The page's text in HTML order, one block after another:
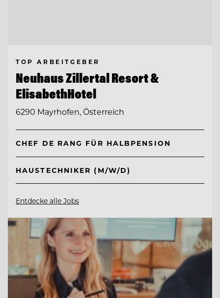
TOP ARBEITGEBER
Neuhaus Zillertal Resort &
ElisabethHotel
6290 Mayrhofen, Österreich
CHEF DE RANG FÜR HALBPENSION
HAUSTECHNIKER (M/W/D)
Entdecke alle Jobs